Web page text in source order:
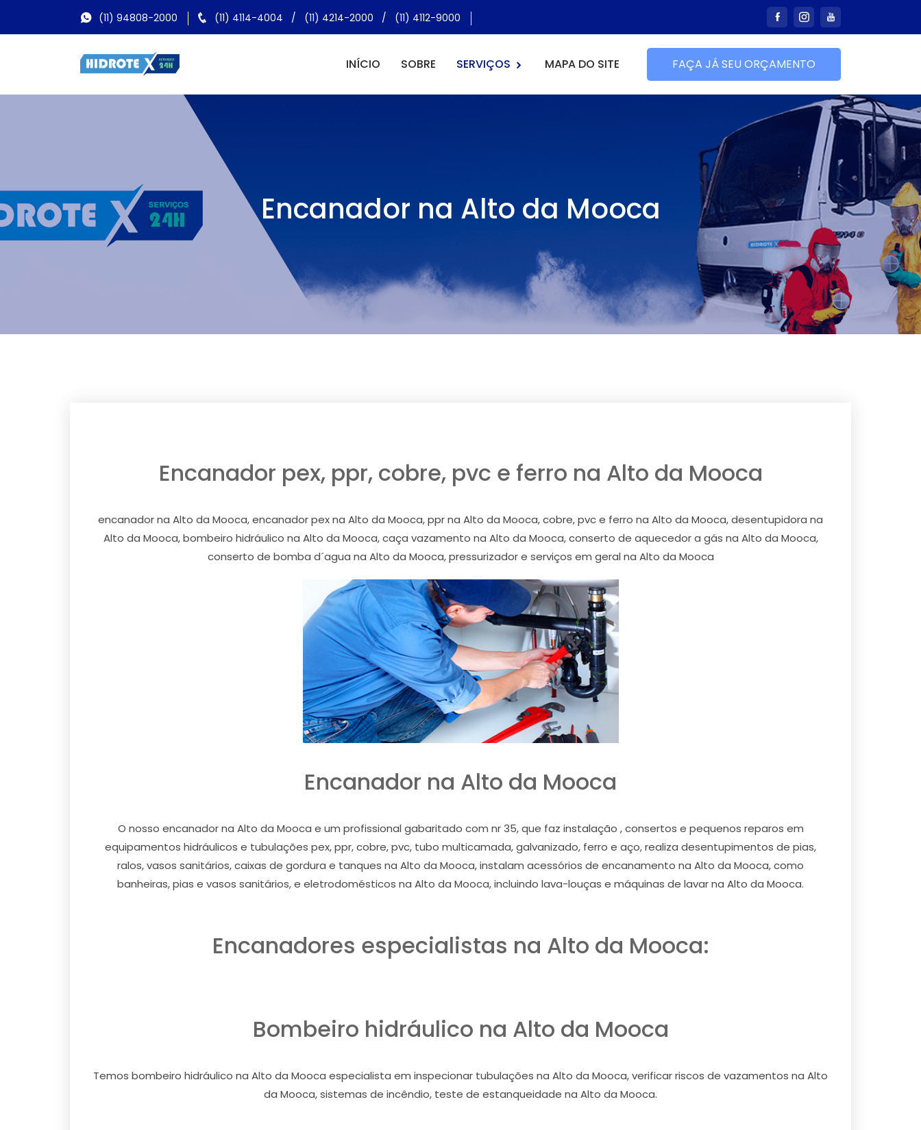
(11) 94808-2000 (11) 4114-4004 / (11) 4214-2000 / (11) 4112-9000
INÍCIO SOBRE SERVIÇOS MAPA DO SITE FAÇA JÁ SEU ORÇAMENTO
Encanador na Alto da Mooca
Encanador pex, ppr, cobre, pvc e ferro na Alto da Mooca
encanador na Alto da Mooca, encanador pex na Alto da Mooca, ppr na Alto da Mooca, cobre, pvc e ferro na Alto da Mooca, desentupidora na
Alto da Mooca, bombeiro hidráulico na Alto da Mooca, caça vazamento na Alto da Mooca, conserto de aquecedor a gás na Alto da Mooca,
conserto de bomba d´agua na Alto da Mooca, pressurizador e serviços em geral na Alto da Mooca
Encanador na Alto da Mooca
O nosso encanador na Alto da Mooca e um profissional gabaritado com nr 35, que faz instalação , consertos e pequenos reparos em
equipamentos hidráulicos e tubulações pex, ppr, cobre, pvc, tubo multicamada, galvanizado, ferro e aço, realiza desentupimentos de pias,
ralos, vasos sanitários, caixas de gordura e tanques na Alto da Mooca, instalam acessórios de encanamento na Alto da Mooca, como
banheiras, pias e vasos sanitários, e eletrodomésticos na Alto da Mooca, incluindo lava-louças e máquinas de lavar na Alto da Mooca.
Encanadores especialistas na Alto da Mooca:
Bombeiro hidráulico na Alto da Mooca
Temos bombeiro hidráulico na Alto da Mooca especialista em inspecionar tubulações na Alto da Mooca, verificar riscos de vazamentos na Alto
da Mooca, sistemas de incêndio, teste de estanqueidade na Alto da Mooca.